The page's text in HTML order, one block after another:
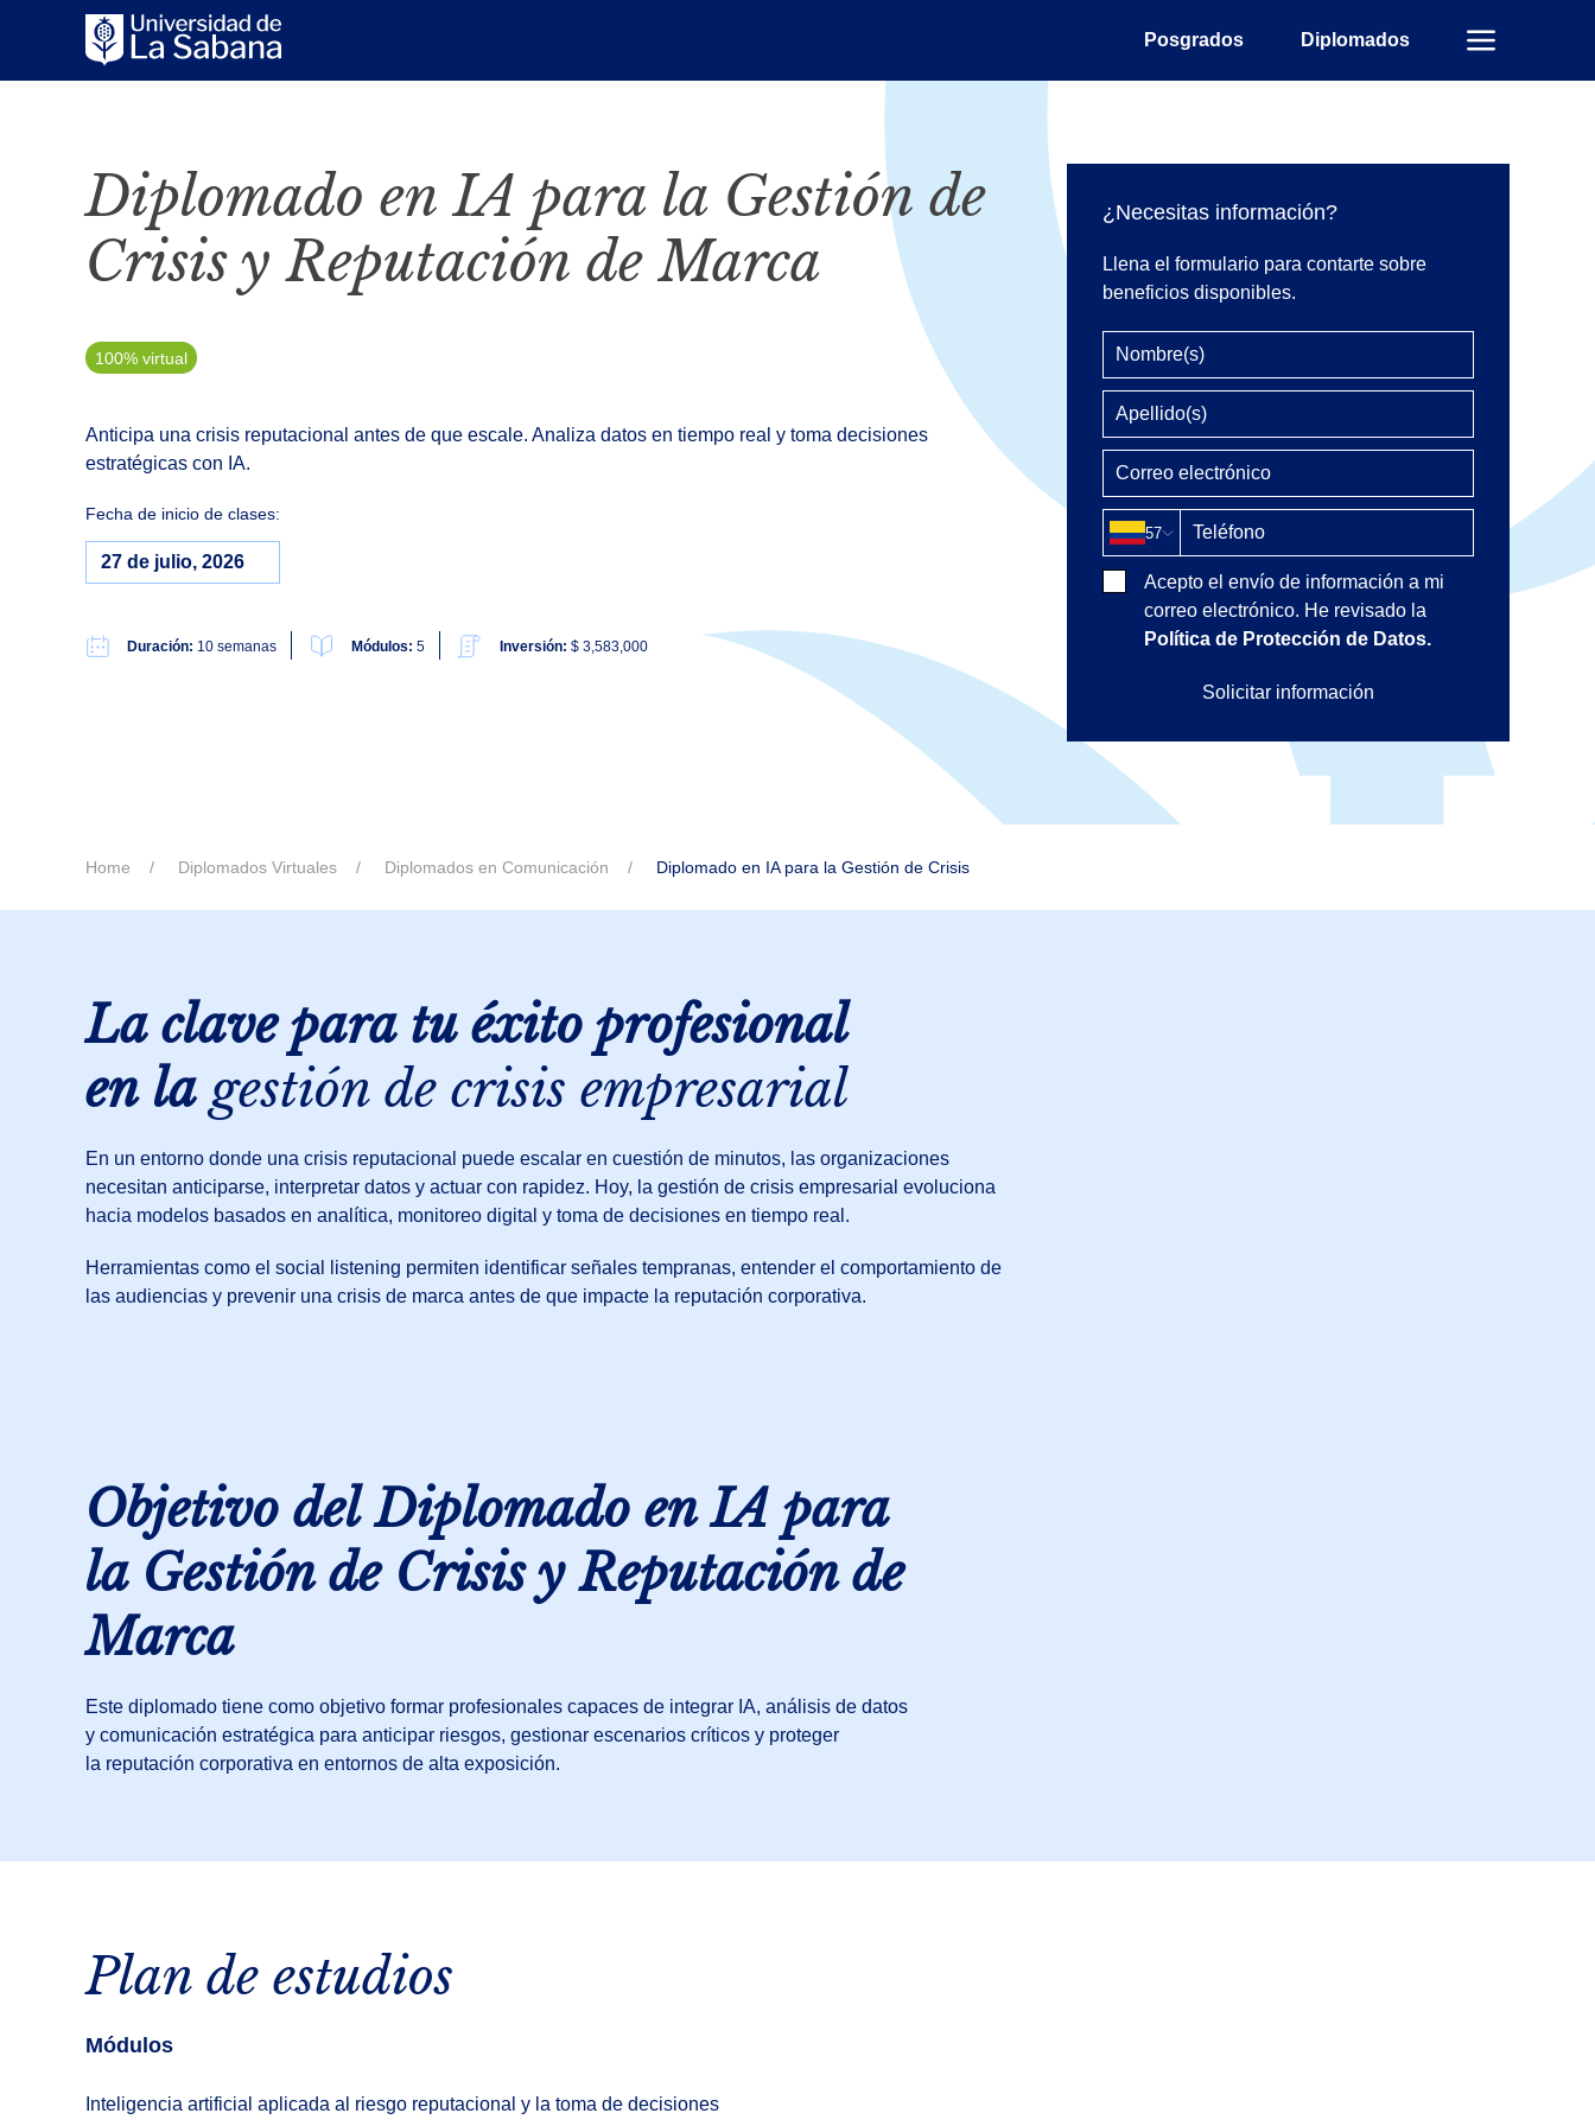
Posgrados Diplomados
Diplomado en IA para la Gestión de
Crisis y Reputación de Marca
100% virtual
Anticipa una crisis reputacional antes de que escale. Analiza datos en tiempo real y toma decisiones
estratégicas con IA.
Fecha de inicio de clases:
27 de julio, 2026
Duración: 10 semanas Módulos: 5 Inversión: $ 3,583,000
¿Necesitas información?
Llena el formulario para contarte sobre
beneficios disponibles.
57
Acepto el envío de información a mi
correo electrónico. He revisado la
Política de Protección de Datos.
Solicitar información
Home Diplomados Virtuales Diplomados en Comunicación Diplomado en IA para la Gestión de Crisis
La clave para tu éxito profesional
en la gestión de crisis empresarial
En un entorno donde una crisis reputacional puede escalar en cuestión de minutos, las organizaciones
necesitan anticiparse, interpretar datos y actuar con rapidez. Hoy, la gestión de crisis empresarial evoluciona
hacia modelos basados en analítica, monitoreo digital y toma de decisiones en tiempo real.
Herramientas como el social listening permiten identificar señales tempranas, entender el comportamiento de
las audiencias y prevenir una crisis de marca antes de que impacte la reputación corporativa.
Objetivo del Diplomado en IA para
la Gestión de Crisis y Reputación de
Marca
Este diplomado tiene como objetivo formar profesionales capaces de integrar IA, análisis de datos
y comunicación estratégica para anticipar riesgos, gestionar escenarios críticos y proteger
la reputación corporativa en entornos de alta exposición.
Plan de estudios
Módulos
Inteligencia artificial aplicada al riesgo reputacional y la toma de decisiones